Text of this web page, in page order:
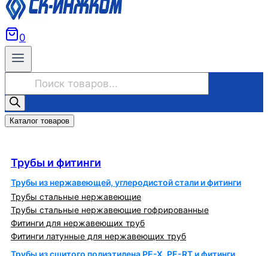
0
товаров
Каталог товаров
Трубы и фитинги
Трубы из нержавеющей, углеродистой стали и фитинги
Трубы стальные нержавеющие
Трубы стальные нержавеющие гофрированные
Фитинги для нержавеющих труб
Фитинги латунные для нержавеющих труб